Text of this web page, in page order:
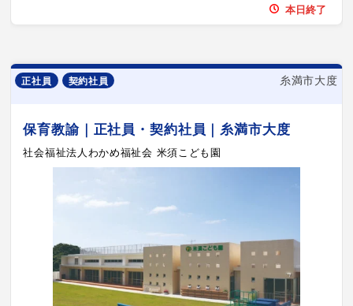
本日終了
正社員 契約社員 糸満市大度
保育教諭｜正社員・契約社員｜糸満市大度
社会福祉法人わかめ福祉会 米須こども園